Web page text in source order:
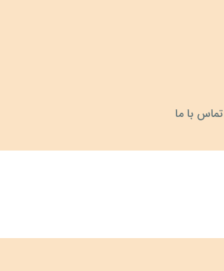
تماس با ما